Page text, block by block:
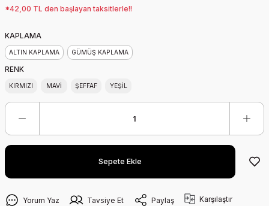
*42,00 TL den başlayan taksitlerle!!
KAPLAMA
ALTIN KAPLAMA GÜMÜŞ KAPLAMA
RENK
KIRMIZI MAVİ ŞEFFAF YEŞİL
Sepete Ekle
Yorum Yaz Tavsiye Et Paylaş Karşılaştır